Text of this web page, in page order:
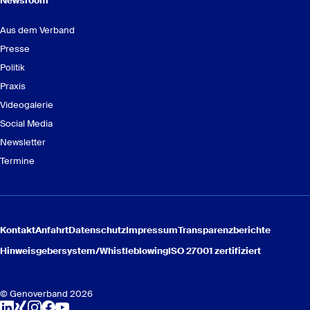
20.01.2026 – Seddiner See
anmelden.
und HaftungHier geht’s zur Anmeldung und den
Aus dem Verband
Presse
Politik
Praxis
Videogalerie
Social Media
Newsletter
Termine
KontaktAnfahrtDatenschutzImpressumTransparenzberichte
Hinweisgebersystem/WhistleblowingISO 27001 zertifiziert
© Genoverband 2026